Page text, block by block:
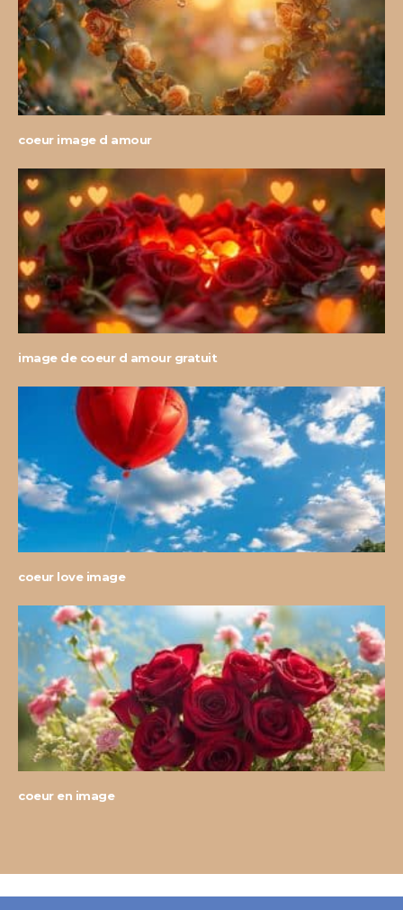
coeur image d amour
image de coeur d amour gratuit
coeur love image
coeur en image